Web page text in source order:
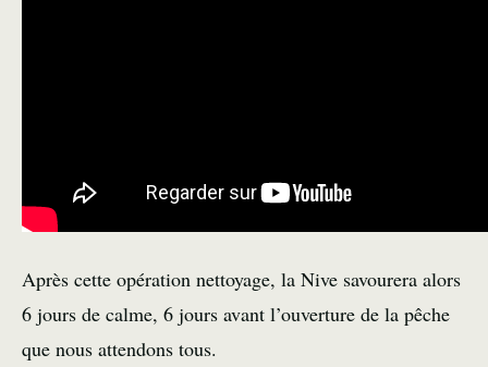
Après cette opération nettoyage, la Nive savourera alors
6 jours de calme, 6 jours avant l’ouverture de la pêche
que nous attendons tous.